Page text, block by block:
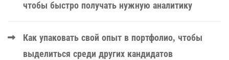
чтобы быстро получать нужную аналитику
Как упаковать свой опыт в портфолио, чтобы
выделиться среди других кандидатов